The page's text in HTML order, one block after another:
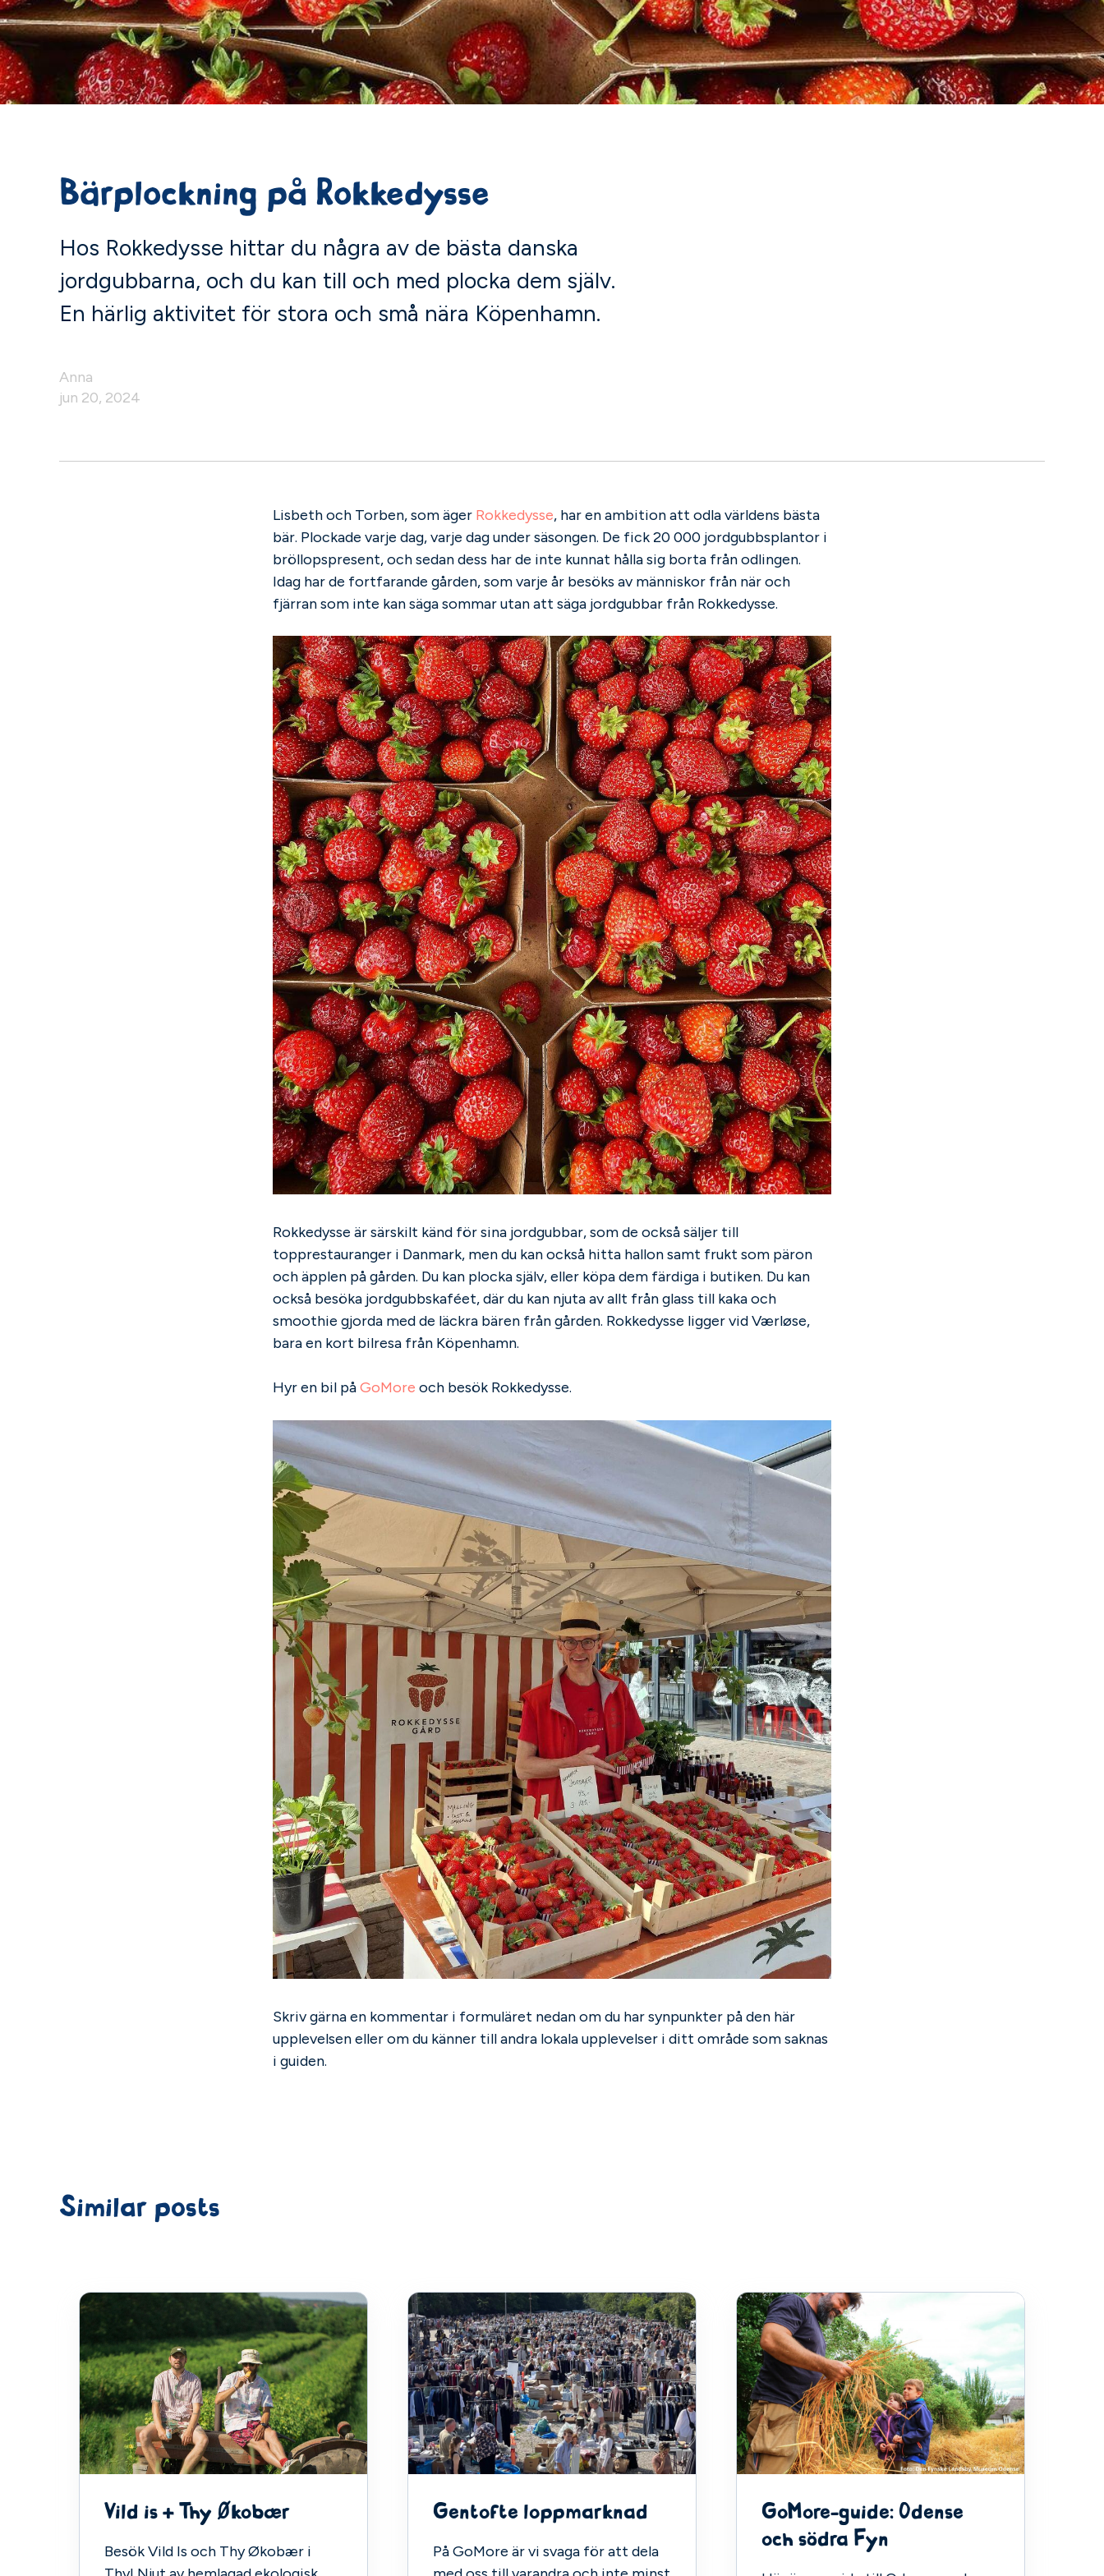
Bärplockning på Rokkedysse
Hos Rokkedysse hittar du några av de bästa danska
jordgubbarna, och du kan till och med plocka dem själv.
En härlig aktivitet för stora och små nära Köpenhamn.
Anna
jun 20, 2024
Lisbeth och Torben, som äger Rokkedysse, har en ambition att odla världens bästa
bär. Plockade varje dag, varje dag under säsongen. De fick 20 000 jordgubbsplantor i
bröllopspresent, och sedan dess har de inte kunnat hålla sig borta från odlingen.
Idag har de fortfarande gården, som varje år besöks av människor från när och
fjärran som inte kan säga sommar utan att säga jordgubbar från Rokkedysse.
Rokkedysse är särskilt känd för sina jordgubbar, som de också säljer till
topprestauranger i Danmark, men du kan också hitta hallon samt frukt som päron
och äpplen på gården. Du kan plocka själv, eller köpa dem färdiga i butiken. Du kan
också besöka jordgubbskaféet, där du kan njuta av allt från glass till kaka och
smoothie gjorda med de läckra bären från gården. Rokkedysse ligger vid Værløse,
bara en kort bilresa från Köpenhamn.
Hyr en bil påGoMore och besök Rokkedysse.
Skriv gärna en kommentar i formuläret nedan om du har synpunkter på den här
upplevelsen eller om du känner till andra lokala upplevelser i ditt område som saknas
i guiden.
Similar posts
Vild is + Thy Økobær
Besök Vild Is och Thy Økobær i
Gentofte loppmarknad
På GoMore är vi svaga för att dela
GoMore-guide: Odense
och södra Fyn